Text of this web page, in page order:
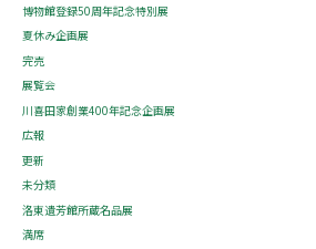
博物館登録50周年記念特別展
夏休み企画展
完売
展覧会
川喜田家創業400年記念企画展
広報
更新
未分類
洛東遺芳館所蔵名品展
満席